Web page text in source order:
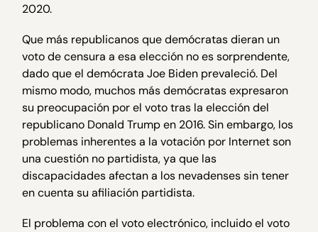
2020.
Que más republicanos que demócratas dieran un
voto de censura a esa elección no es sorprendente,
dado que el demócrata Joe Biden prevaleció. Del
mismo modo, muchos más demócratas expresaron
su preocupación por el voto tras la elección del
republicano Donald Trump en 2016. Sin embargo, los
problemas inherentes a la votación por Internet son
una cuestión no partidista, ya que las
discapacidades afectan a los nevadenses sin tener
en cuenta su afiliación partidista.
El problema con el voto electrónico, incluido el voto